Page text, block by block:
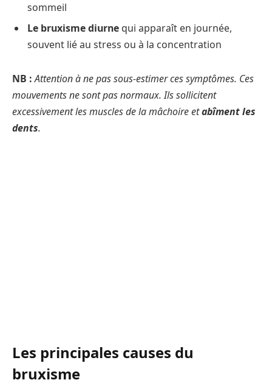
sommeil
Le bruxisme diurne qui apparaît en journée,
souvent lié au stress ou à la concentration
NB :Attention à ne pas sous-estimer ces symptômes. Ces
mouvements ne sont pas normaux. Ils sollicitent
excessivement les muscles de la mâchoire etabîment les
dents.
Les principales causes du
bruxisme